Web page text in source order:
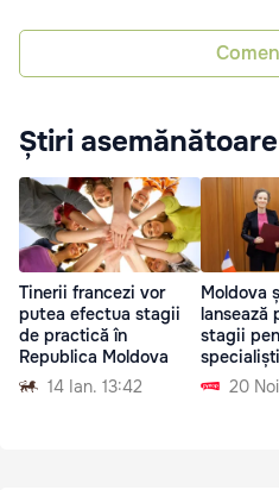
Știri asemănătoare
Tinerii francezi vor
putea efectua stagii
de practică în
Republica Moldova
14 Ian. 13:42
Moldova
lansează
stagii
specialiști
20